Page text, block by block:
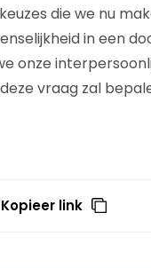
die we nu
in een
onze
vraag zal
Kopieer link